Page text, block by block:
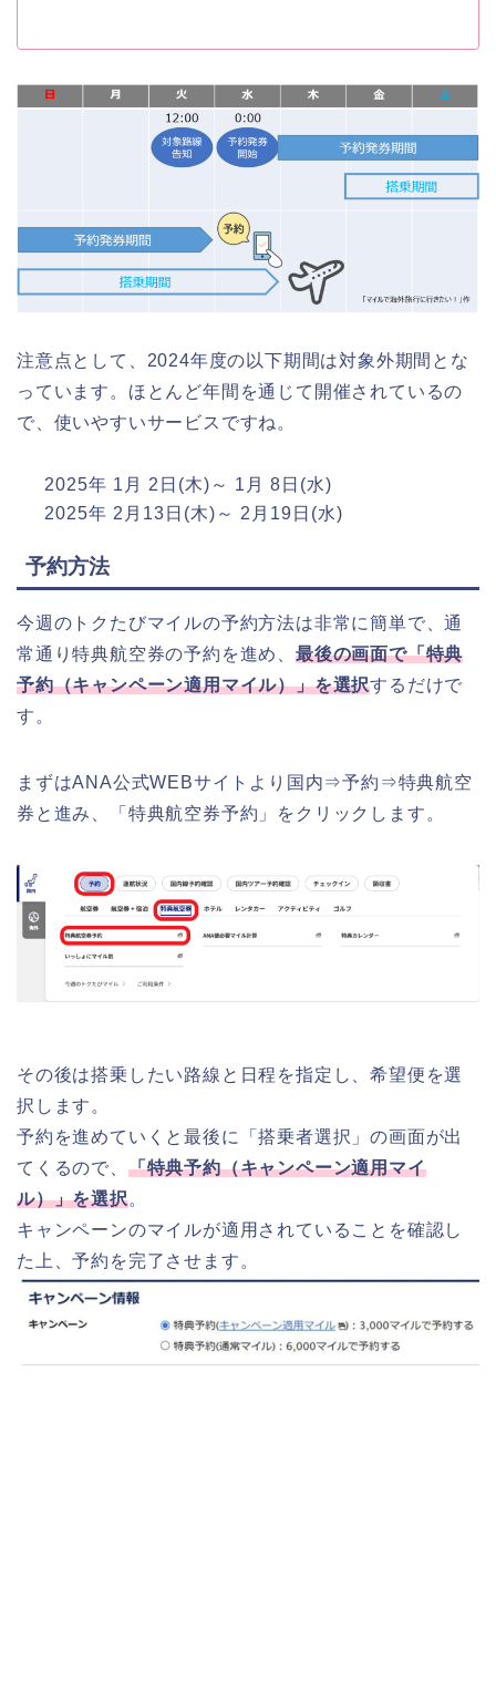
注意点として、2024年度の以下期間は対象外期間とな
っています。ほとんど年間を通じて開催されているの
で、使いやすいサービスですね。
2025年 1月 2日(木)～ 1月 8日(水)
2025年 2月13日(木)～ 2月19日(水)
予約方法
今週のトクたびマイルの予約方法は非常に簡単で、通
常通り特典航空券の予約を進め、 最後の画面で「特典
予約（キャンペーン適用マイル）」を選択するだけで
す。
まずはANA公式WEBサイトより国内⇒予約⇒特典航空
券と進み、「特典航空券予約」をクリックします。
その後は搭乗したい路線と日程を指定し、希望便を選
択します。
予約を進めていくと最後に「搭乗者選択」の画面が出
てくるので、 「特典予約（キャンペーン適用マイ
ル）」を選択。
キャンペーンのマイルが適用されていることを確認し
た上、予約を完了させます。